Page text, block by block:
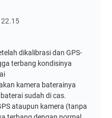
22.15
dikalibrasi dan GPS-
terbang kondisinya
kamera baterainya
sudah di cas.
ataupun kamera (tanpa